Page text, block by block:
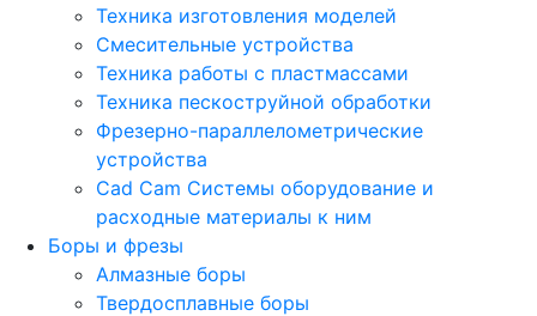
Техника изготовления моделей
Смесительные устройства
Техника работы с пластмассами
Техника пескоструйной обработки
Фрезерно-параллелометрические
устройства
Cad Cam Системы оборудование и
расходные материалы к ним
Боры и фрезы
Алмазные боры
Твердосплавные боры